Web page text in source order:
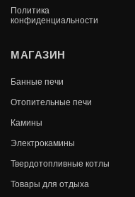
Политика
конфиденциальности
МАГАЗИН
Банные печи
Отопительные печи
Камины
Электрокамины
Твердотопливные котлы
Товары для отдыха